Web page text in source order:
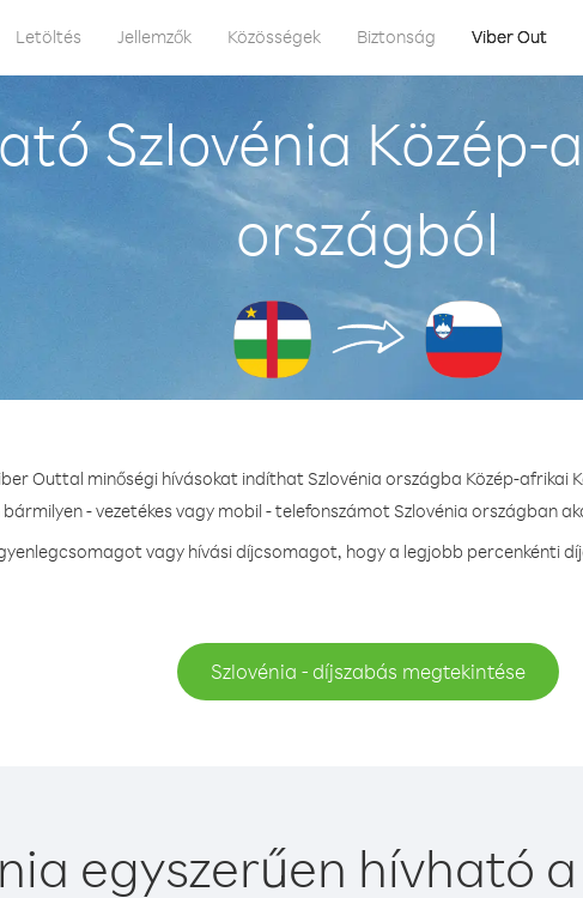
Letöltés Jellemzők Közösségek Biztonság Viber Out
Szlovénia
országból
Outtal minőségi hívásokat indíthat Szlovénia országba Közép-afrikai
bármilyen - vezetékes vagy mobil - telefonszámot Szlovénia országban
vagy hívási díjcsomagot, hogy a legjobb percenkénti
Szlovénia - díjszabás megtekintése
egyszerűen hívható